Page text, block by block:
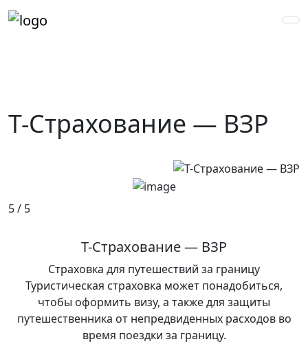
Т-Страхование — ВЗР
5 / 5
Т-Страхование — ВЗР
Страховка для путешествий за границу
Туристическая страховка может понадобиться,
чтобы оформить визу, а также для защиты
путешественника от непредвиденных расходов во
время поездки за границу.